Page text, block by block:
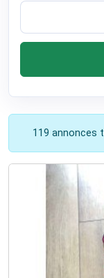
119 annonces